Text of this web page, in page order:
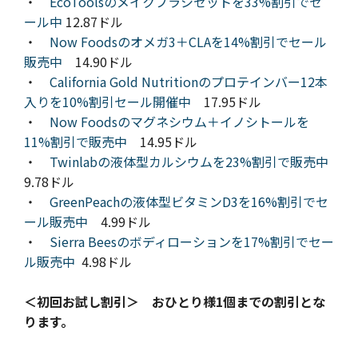
ール中 12.87ドル
・ Now Foodsのオメガ3＋CLAを14%割引でセール
販売中 14.90ドル
・ California Gold Nutritionのプロテインバー12本
入りを10%割引セール開催中 17.95ドル
・ Now Foodsのマグネシウム＋イノシトールを
11%割引で販売中 14.95ドル
・ Twinlabの液体型カルシウムを23%割引で販売中
9.78ドル
・ GreenPeachの液体型ビタミンD3を16%割引でセ
ール販売中 4.99ドル
・ Sierra Beesのボディローションを17%割引でセー
ル販売中 4.98ドル
＜初回お試し割引＞ おひとり様1個までの割引とな
ります。